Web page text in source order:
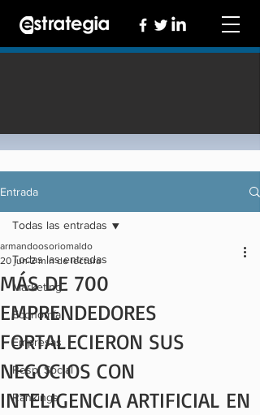
Entrada
Todas las entradas
Marketing
Economía
Empresas
Resp. Social
Rankings
Todas las entradas
MÁS DE 700
EMPRENDEDORES
FORTALECIERON SUS
NEGOCIOS CON
INTELIGENCIA ARTIFICIAL EN
armandoosoriomaldo
20 jun 2 min de lectura